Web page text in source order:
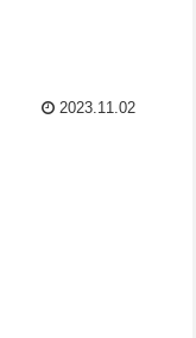
2023.11.02